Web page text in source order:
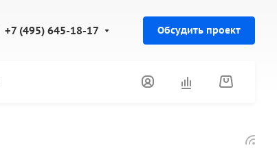
+7 (495) 645-18-17 Обсудить проект